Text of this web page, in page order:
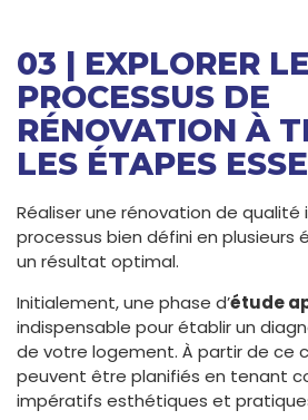
03 | EXPLORER LE
PROCESSUS DE
RÉNOVATION À
LES ÉTAPES
Réaliser une rénovation de qualité
processus bien défini en plusieurs
un résultat optimal.
Initialement, une phase d’étude
indispensable pour établir un
de votre logement. À partir de ce
peuvent être planifiés en tenant
impératifs esthétiques et